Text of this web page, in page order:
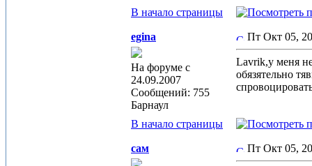
В начало страницы
egina
На форуме с
24.09.2007
Сообщений: 755
Барнаул
Пт Окт 05,
Lavrik,у меня
обязятельно
В начало страницы
сам Пт Окт 05,